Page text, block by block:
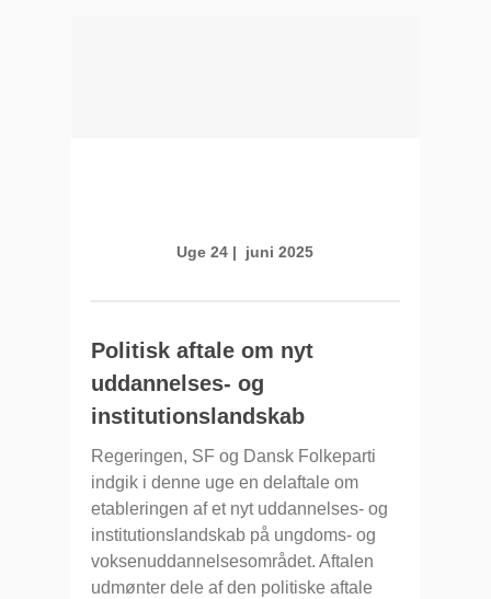
Uge 24 | juni 2025
Politisk aftale om nyt
uddannelses- og
institutionslandskab
Regeringen, SF og Dansk Folkeparti
indgik i denne uge en delaftale om
etableringen af et nyt uddannelses- og
institutionslandskab på ungdoms- og
voksenuddannelsesområdet. Aftalen
udmønter dele af den politiske aftale